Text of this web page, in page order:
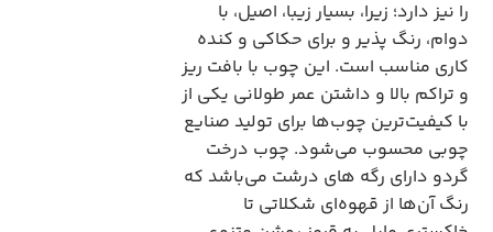
را نیز دارد؛ زیرا، بسیار زیبا، اصیل، با
دوام، رنگ پذیر و برای حکاکی و کنده
کاری مناسب است. این چوب با بافت ریز
و تراکم بالا و داشتن عمر طولانی یکی از
با کیفیت‌ترین چوب‌ها برای تولید صنایع
چوبی محسوب می‌شود. چوب درخت
گردو دارای رگه های درشت می‌باشد که
رنگ آن‌ها از قهوه‌ای شکلاتی تا